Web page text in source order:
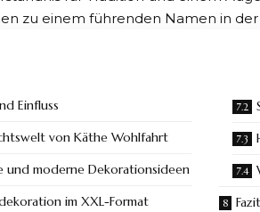
zu einem führenden Namen in
Einfluss
von Käthe Wohlfahrt
und moderne Dekorationsideen
im XXL-Format
Fazit